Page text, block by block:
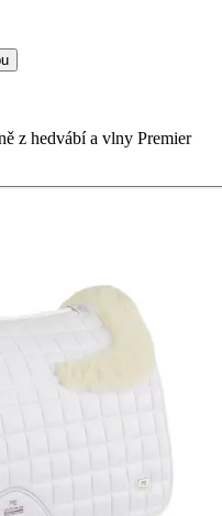
z hedvábí a vlny Premier